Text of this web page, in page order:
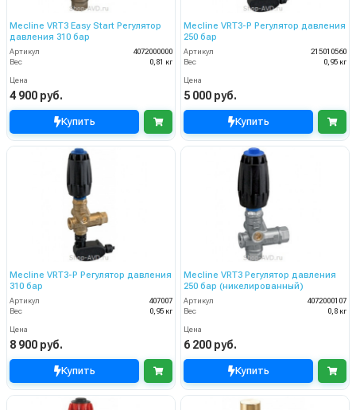
Mecline VRT3 Easy Start Регулятор
давления 310 бар
Артикул
4072000000
Вес
0,81 кг
Цена
4 900 руб.
Купить
Mecline VRT3-P Регулятор давления
250 бар
Артикул
215010560
Вес
0,95 кг
Цена
5 000 руб.
Купить
Mecline VRT3-P Регулятор давления
310 бар
Артикул
407007
Вес
0,95 кг
Цена
8 900 руб.
Купить
Mecline VRT3 Регулятор давления
250 бар (никелированный)
Артикул
4072000107
Вес
0,8 кг
Цена
6 200 руб.
Купить